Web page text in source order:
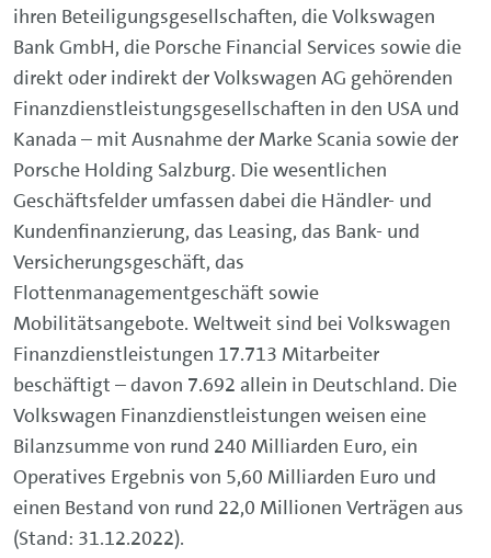
ihren Beteiligungsgesellschaften, die Volkswagen
Bank GmbH, die Porsche Financial Services sowie die
direkt oder indirekt der Volkswagen AG gehörenden
Finanzdienstleistungsgesellschaften in den USA und
Kanada – mit Ausnahme der Marke Scania sowie der
Porsche Holding Salzburg. Die wesentlichen
Geschäftsfelder umfassen dabei die Händler- und
Kundenfinanzierung, das Leasing, das Bank- und
Versicherungsgeschäft, das
Flottenmanagementgeschäft sowie
Mobilitätsangebote. Weltweit sind bei Volkswagen
Finanzdienstleistungen 17.713 Mitarbeiter
beschäftigt – davon 7.692 allein in Deutschland. Die
Volkswagen Finanzdienstleistungen weisen eine
Bilanzsumme von rund 240 Milliarden Euro, ein
Operatives Ergebnis von 5,60 Milliarden Euro und
einen Bestand von rund 22,0 Millionen Verträgen aus
(Stand: 31.12.2022).